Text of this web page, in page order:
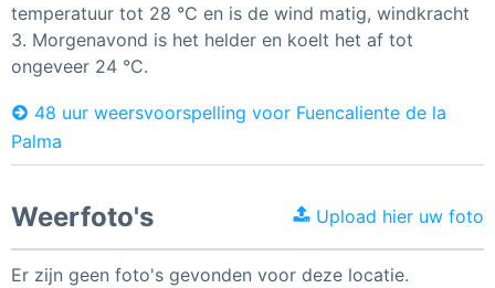
temperatuur tot 28 °C en is de wind matig, windkracht
3. Morgenavond is het helder en koelt het af tot
ongeveer 24 °C.
48 uur weersvoorspelling voor Fuencaliente de la
Palma
Weerfoto's Upload hier uw foto
Er zijn geen foto's gevonden voor deze locatie.